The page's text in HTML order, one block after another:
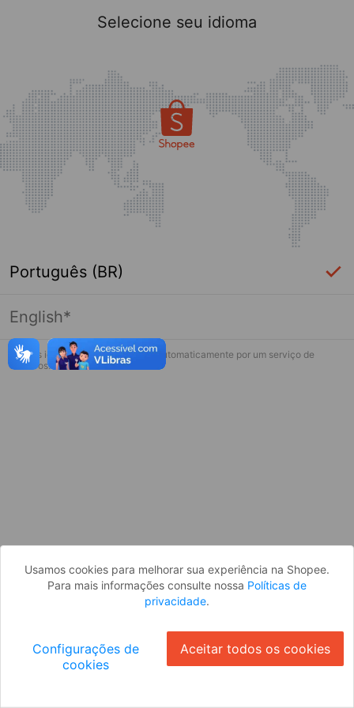
Página indisponível
Desculpe, algo deu errado. Faça login
Selecione seu idioma
Português (BR)
English*
* Esses idiomas serão traduzidos automaticamente por um serviço de
terceiros.
Usamos cookies para melhorar sua experiência na Shopee.
Para mais informações consulte nossa Políticas de
privacidade.
Configurações de
cookies
Aceitar todos os cookies